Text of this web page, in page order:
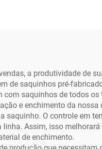
a produtividade de
de saquinhos pré-
com saquinhos de todos
e enchimento da
saquinho. O controle em
linha. Assim, isso
de enchimento.